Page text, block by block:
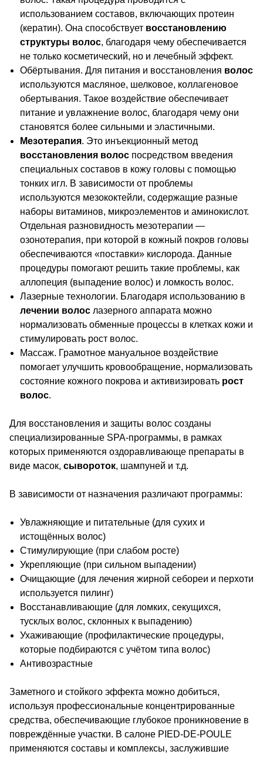
использованием составов, включающих протеин
(кератин). Она способствует восстановлению
структуры волос, благодаря чему обеспечивается
не только косметический, но и лечебный эффект.
Обёртывания. Для питания и восстановления волос
используются масляное, шелковое, коллагеновое
обертывания. Такое воздействие обеспечивает
питание и увлажнение волос, благодаря чему они
становятся более сильными и эластичными.
Мезотерапия. Это инъекционный метод
восстановления волос посредством введения
специальных составов в кожу головы с помощью
тонких игл. В зависимости от проблемы
используются мезококтейли, содержащие разные
наборы витаминов, микроэлементов и аминокислот.
Отдельная разновидность мезотерапии —
озонотерапия, при которой в кожный покров головы
обеспечиваются «поставки» кислорода. Данные
процедуры помогают решить такие проблемы, как
аллопеция (выпадение волос) и ломкость волос.
Лазерные технологии. Благодаря использованию в
лечении волос лазерного аппарата можно
нормализовать обменные процессы в клетках кожи и
стимулировать рост волос.
Массаж. Грамотное мануальное воздействие
помогает улучшить кровообращение, нормализовать
состояние кожного покрова и активизировать рост
волос.
Для восстановления и защиты волос созданы
специализированные SPA-программы, в рамках
которых применяются оздоравливающе препараты в
виде масок, сывороток, шампуней и т.д.
В зависимости от назначения различают программы:
Увлажняющие и питательные (для сухих и
истощённых волос)
Стимулирующие (при слабом росте)
Укрепляющие (при сильном выпадении)
Очищающие (для лечения жирной себореи и перхоти
используется пилинг)
Восстанавливающие (для ломких, секущихся,
тусклых волос, склонных к выпадению)
Ухаживающие (профилактические процедуры,
которые подбираются с учётом типа волос)
Антивозрастные
Заметного и стойкого эффекта можно добиться,
используя профессиональные концентрированные
средства, обеспечивающие глубокое проникновение в
повреждённые участки. В салоне PIED-DE-POULE
применяются составы и комплексы, заслужившие